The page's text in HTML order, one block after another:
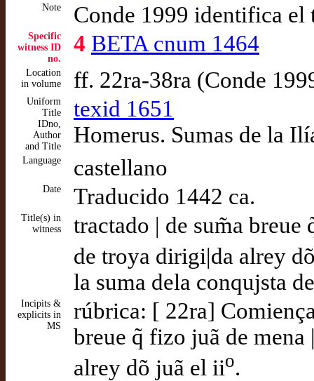
Note Conde 1999 identifica el
Specific
witness ID
no.
4 BETA cnum 1464
Location
in volume
ff. 22ra-38ra (Conde
Uniform
Title
IDno,
Author
and Title
texid 1651
Homerus. Sumas de la
Language castellano
Date Traducido 1442 ca.
Title(s) in
witness
tractado | de sum̃a
de troya dirigi|da alrey
la suma dela conqujsta
Incipits &
explicits in
MS
rúbrica: [ 22ra]
breue q̃ fizo juã de
alrey dõ juã el iio.